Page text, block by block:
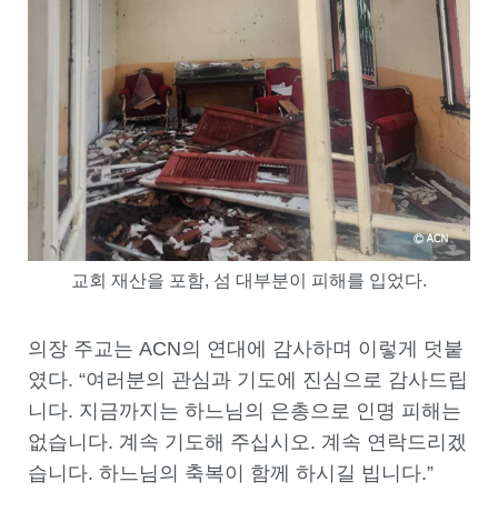
교회 재산을 포함, 섬 대부분이 피해를 입었다.
의장 주교는 ACN의 연대에 감사하며 이렇게 덧붙
였다. “여러분의 관심과 기도에 진심으로 감사드립
니다. 지금까지는 하느님의 은총으로 인명 피해는
없습니다. 계속 기도해 주십시오. 계속 연락드리겠
습니다. 하느님의 축복이 함께 하시길 빕니다.”